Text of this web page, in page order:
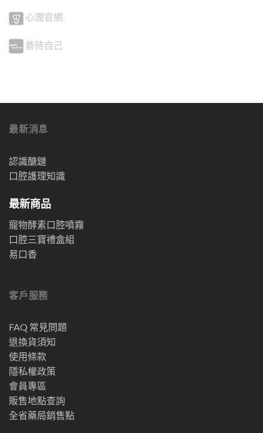
心潤官網
善待自己
最新消息
認識醣鏈
口腔護理知識
最新商品
寵物酵素口腔噴霧
口腔三寶禮盒組
易口香
客戶服務
FAQ 常見問題
退換貨須知
使用條款
隱私權政策
會員專區
販售地點查詢
全省藥局銷售點